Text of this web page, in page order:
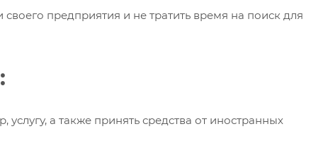
своего предприятия и не тратить время на поиск для
а также принять средства от иностранных